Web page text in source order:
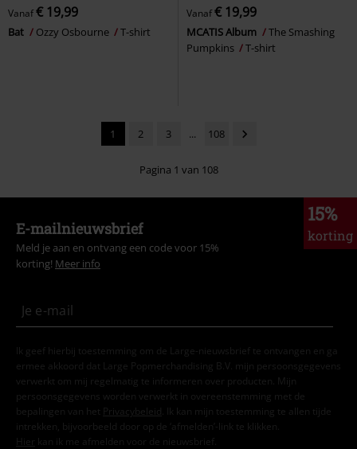
Vanaf€ 19,99
Bat Ozzy Osbourne T-shirt
Vanaf€ 19,99
MCATIS Album
The Smashing
Pumpkins
T-shirt
1 2 3 ... 108
Pagina 1 van 108
15%
korting
E-mailnieuwsbrief
Meld je aan en ontvang een code voor 15%
korting! Meer info
Ik geef hierbij toestemming om de Large-nieuwsbrief te ontvangen en ga
ermee akkoord dat Large Popmerchandising B.V. mijn persoonsgegevens
verwerkt om mij regelmatig te informeren over producten. Mijn
persoonsgegevens worden verwerkt in overeenstemming met de
bepalingen van het
Privacybeleid . Ik kan mijn toestemming te allen tijde
intrekken, bijvoorbeeld door op de ‘afmelden’-link te klikken.
Hier kan ik me afmelden voor de nieuwsbrief.